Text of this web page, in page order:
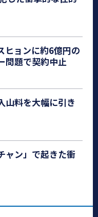
ヒョンに約6億円の
問題で契約中止
山料を大幅に引き
ャン」で起きた衝